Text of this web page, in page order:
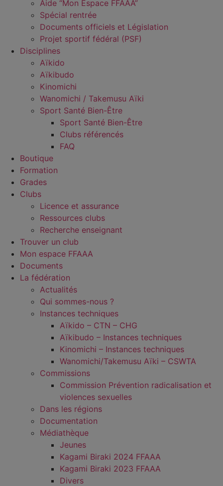
Aide “Mon Espace FFAAA”
Spécial rentrée
Documents officiels et Législation
Projet sportif fédéral (PSF)
Disciplines
Aïkido
Aïkibudo
Kinomichi
Wanomichi / Takemusu Aïki
Sport Santé Bien-Être
Sport Santé Bien-Être
Clubs référencés
FAQ
Boutique
Formation
Grades
Clubs
Licence et assurance
Ressources clubs
Recherche enseignant
Trouver un club
Mon espace FFAAA
Documents
La fédération
Actualités
Qui sommes-nous ?
Instances techniques
Aïkido – CTN – CHG
Aïkibudo – Instances techniques
Kinomichi – Instances techniques
Wanomichi/Takemusu Aïki – CSWTA
Commissions
Commission Prévention radicalisation et
violences sexuelles
Dans les régions
Documentation
Médiathèque
Jeunes
Kagami Biraki 2024 FFAAA
Kagami Biraki 2023 FFAAA
Divers